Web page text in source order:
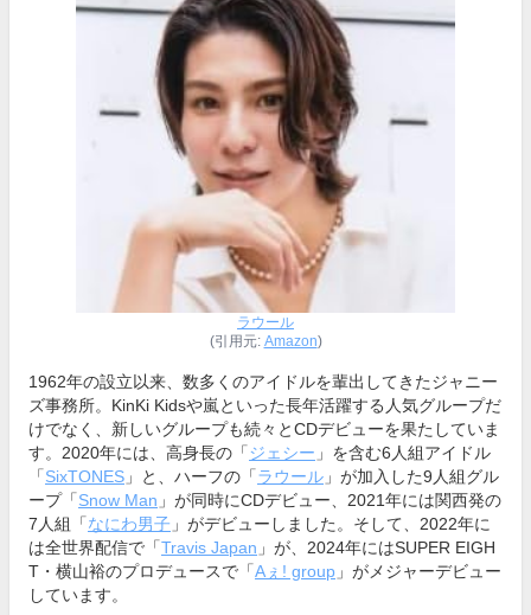
ラウール
(引用元: Amazon)
1962年の設立以来、数多くのアイドルを輩出してきたジャニー
ズ事務所。KinKi Kidsや嵐といった長年活躍する人気グループだ
けでなく、新しいグループも続々とCDデビューを果たしていま
す。2020年には、高身長の「ジェシー 」を含む6人組アイドル
「SixTONES 」と、ハーフの「ラウール 」が加入した9人組グル
ープ「Snow Man 」が同時にCDデビュー、2021年には関西発の
7人組「なにわ男子 」がデビューしました。そして、2022年に
は全世界配信で「Travis Japan 」が、2024年にはSUPER EIGH
T・横山裕のプロデュースで「Aぇ! group 」がメジャーデビュー
しています。